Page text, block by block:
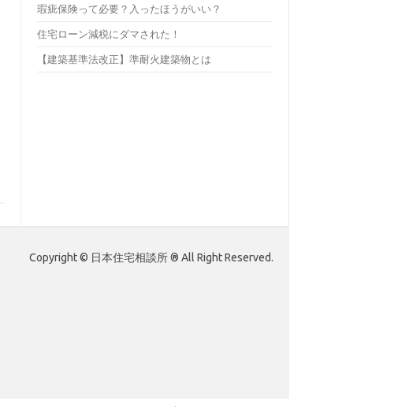
瑕疵保険って必要？入ったほうがいい？
住宅ローン減税にダマされた！
【建築基準法改正】準耐火建築物とは
Copyright © 日本住宅相談所 ® All Right Reserved.